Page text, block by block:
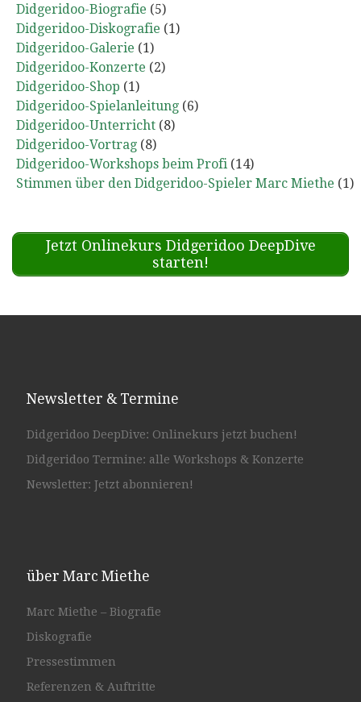
Didgeridoo-Biografie (5)
Didgeridoo-Diskografie (1)
Didgeridoo-Galerie (1)
Didgeridoo-Konzerte (2)
Didgeridoo-Shop (1)
Didgeridoo-Spielanleitung (6)
Didgeridoo-Unterricht (8)
Didgeridoo-Vortrag (8)
Didgeridoo-Workshops beim Profi (14)
Stimmen über den Didgeridoo-Spieler Marc Miethe (1)
Jetzt Onlinekurs Didgeridoo DeepDive
starten!
Newsletter & Termine
Didgeridoo DeepDive: Onlinekurs jetzt buchen!
Didgeridoo Termine: alle Workshops & Konzerte
Newsletter: Jetzt abonnieren!
über Marc Miethe
Marc Miethe – Biografie
Diskografie
Pressestimmen
Referenzen & Auftritte